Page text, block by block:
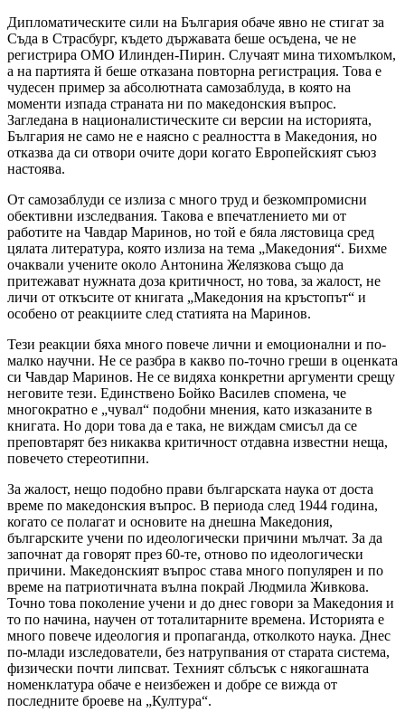
Дипломатическите сили на България обаче явно не стигат за
Съда в Страсбург, където държавата беше осъдена, че не
регистрира ОМО Илинден-Пирин. Случаят мина тихомълком,
а на партията й беше отказана повторна регистрация. Това е
чудесен пример за абсолютната самозаблуда, в която на
моменти изпада страната ни по македонския въпрос.
Загледана в националистическите си версии на историята,
България не само не е наясно с реалността в Македония, но
отказва да си отвори очите дори когато Европейският съюз
настоява.
От самозаблуди се излиза с много труд и безкомпромисни
обективни изследвания. Такова е впечатлението ми от
работите на Чавдар Маринов, но той е бяла лястовица сред
цялата литература, която излиза на тема „Македония“. Бихме
очаквали учените около Антонина Желязкова също да
притежават нужната доза критичност, но това, за жалост, не
личи от откъсите от книгата „Македония на кръстопът“ и
особено от реакциите след статията на Маринов.
Тези реакции бяха много повече лични и емоционални и по-
малко научни. Не се разбра в какво по-точно греши в оценката
си Чавдар Маринов. Не се видяха конкретни аргументи срещу
неговите тези. Единствено Бойко Василев спомена, че
многократно е „чувал“ подобни мнения, като изказаните в
книгата. Но дори това да е така, не виждам смисъл да се
преповтарят без никаква критичност отдавна известни неща,
повечето стереотипни.
За жалост, нещо подобно прави българската наука от доста
време по македонския въпрос. В периода след 1944 година,
когато се полагат и основите на днешна Македония,
българските учени по идеологически причини мълчат. За да
започнат да говорят през 60-те, отново по идеологически
причини. Македонският въпрос става много популярен и по
време на патриотичната вълна покрай Людмила Живкова.
Точно това поколение учени и до днес говори за Македония и
то по начина, научен от тоталитарните времена. Историята е
много повече идеология и пропаганда, отколкото наука. Днес
по-млади изследователи, без натрупвания от старата система,
физически почти липсват. Техният сблъсък с някогашната
номенклатура обаче е неизбежен и добре се вижда от
последните броеве на „Култура“.